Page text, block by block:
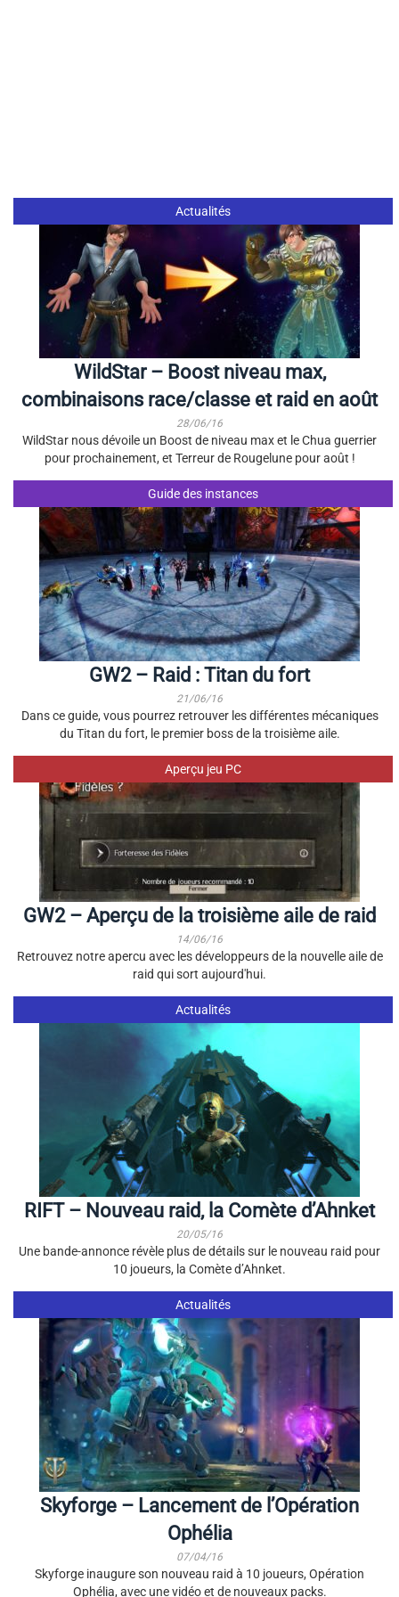
Actualités
WildStar – Boost niveau max,
combinaisons race/classe et raid en août
28/06/16
WildStar nous dévoile un Boost de niveau max et le Chua guerrier
pour prochainement, et Terreur de Rougelune pour août !
Guide des instances
GW2 – Raid : Titan du fort
21/06/16
Dans ce guide, vous pourrez retrouver les différentes mécaniques
du Titan du fort, le premier boss de la troisième aile.
Aperçu jeu PC
GW2 – Aperçu de la troisième aile de raid
14/06/16
Retrouvez notre apercu avec les développeurs de la nouvelle aile de
raid qui sort aujourd'hui.
Actualités
RIFT – Nouveau raid, la Comète d’Ahnket
20/05/16
Une bande-annonce révèle plus de détails sur le nouveau raid pour
10 joueurs, la Comète d’Ahnket.
Actualités
Skyforge – Lancement de l’Opération
Ophélia
07/04/16
Skyforge inaugure son nouveau raid à 10 joueurs, Opération
Ophélia, avec une vidéo et de nouveaux packs.